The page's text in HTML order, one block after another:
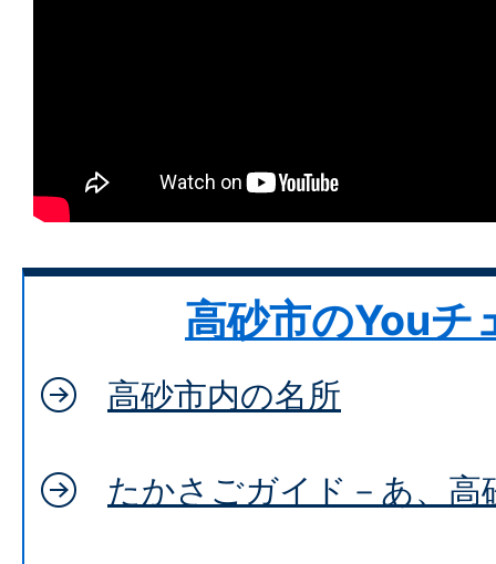
高砂市のYouチ
高砂市内の名所
たかさごガイド－あ、高